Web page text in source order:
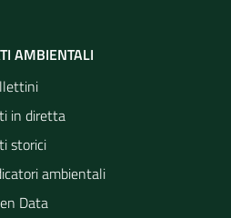
AMBIENTALI
in diretta
storici
ambientali
Data